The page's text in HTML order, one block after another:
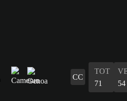
CC
TOT
71
54